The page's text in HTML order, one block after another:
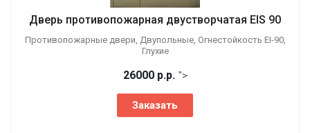
Дверь противопожарная двустворчатая EIS 90
Противопожарные двери, Двупольные, Огнестойкость EI-90,
Глухие
26000 р.р. ">
Заказать